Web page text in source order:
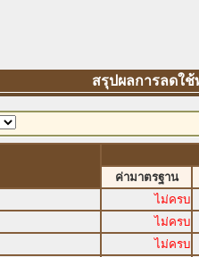
สรุปผลการลดใช้พ
ค่ามาตรฐาน
ไม่ครบ
ไม่ครบ
ไม่ครบ